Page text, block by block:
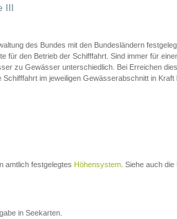
III
des Bundes mit den Bundesländern
für den Betrieb der Schifffahrt. Sind immer für
zu Gewässer unterschiedlich. Bei Erreichen
im jeweiligen Gewässerabschnitt in Kraft
amtlich festgelegtes Höhensystem . Siehe auch
in Seekarten.